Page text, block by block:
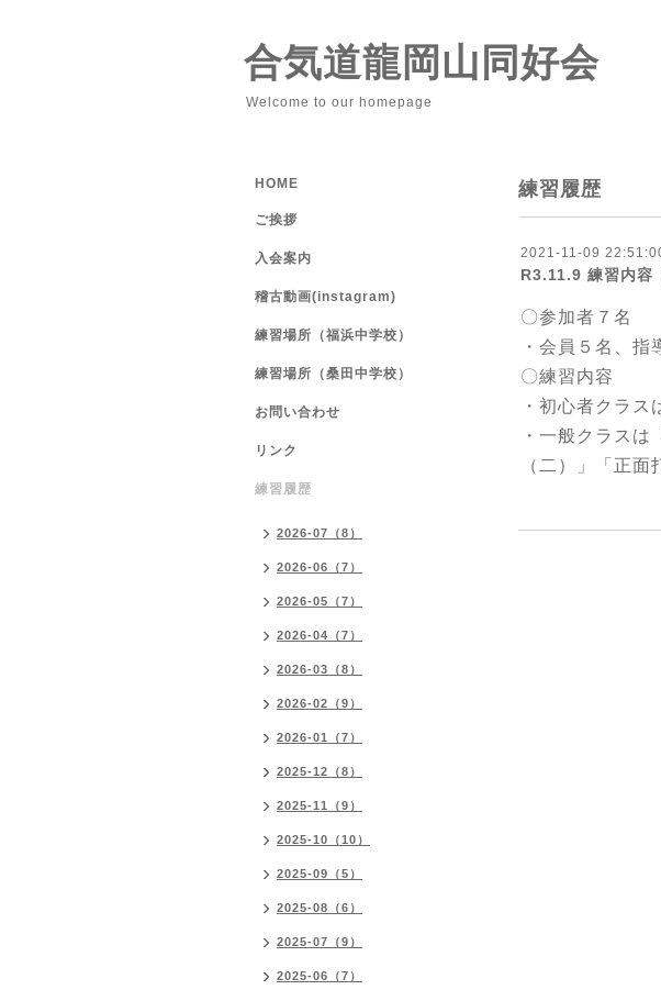
合気道龍岡山同好会
Welcome to our homepage
練習履歴
2021-11-09
R3.11.9 練習内容
〇参加者７名
・会員５名、指
〇練習内容
・初心者クラス
・一般クラス
（二）」「正
HOME
ご挨拶
入会案内
稽古動画(instagram)
練習場所（福浜中学校）
練習場所（桑田中学校）
お問い合わせ
リンク
練習履歴
2026-07（8）
2026-06（7）
2026-05（7）
2026-04（7）
2026-03（8）
2026-02（9）
2026-01（7）
2025-12（8）
2025-11（9）
2025-10（10）
2025-09（5）
2025-08（6）
2025-07（9）
2025-06（7）